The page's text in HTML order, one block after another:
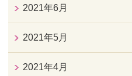
2021年6月
2021年5月
2021年4月